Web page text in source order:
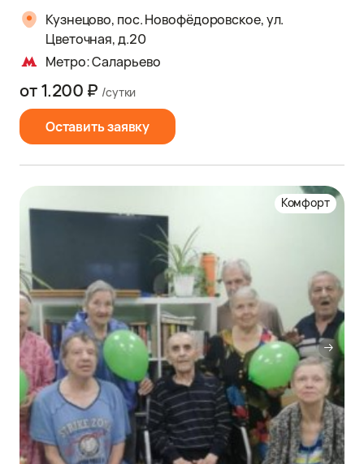
Кузнецово, пос. Новофёдоровское, ул.
Цветочная, д.20
Метро: Саларьево
Оставить заявку
от 1.200 ₽ /сутки
Комфорт